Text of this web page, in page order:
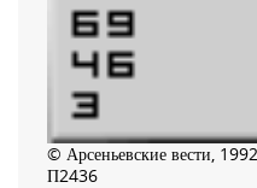
© Арсеньевские вести,
П2436